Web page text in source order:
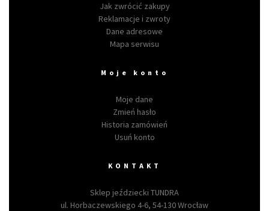
Jak zwrócić zakupy
Reklamacje i zwroty
Dane adresowe
Mapa serwisu
Moje konto
Moje dane
Zmień hasło
Historia zamówień
Usuń konto
KONTAKT
Sklep jeździecki TUNDRA
ul. Horbaczewskiego 4-6, 54-130 Wrocław